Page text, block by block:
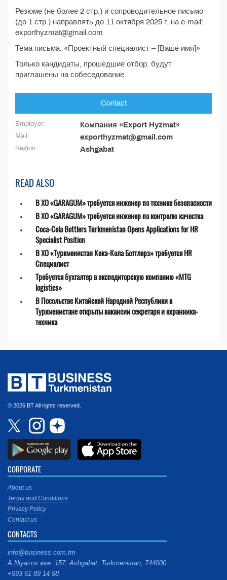
Резюме (не более 2 стр.) и сопроводительное письмо
(до 1 стр.) направлять до 11 октября 2025 г. на e-mail:
exporthyzmat@gmail.com
Тема письма: «Проектный специалист – [Ваше имя]»
Только кандидаты, прошедшие отбор, будут
приглашены на собеседование.
Contact
Employer: Компания «Export Hyzmat»
Mail: exporthyzmat@gmail.com
Region: Ashgabat
READ ALSO
В ХО «GARAGUM» требуется инженер по технике безопасности
В ХО «GARAGUM» требуется инженер по контролю качества
Coca-Cola Bottlers Turkmenistan Opens Applications for HR
Specialist Position
В ХО «Туркменистан Кока-Кола Боттлерз» требуется HR
Специалист
Требуется бухгалтер в экспедиторскую компанию «MTG
logistics»
В Посольстве Китайской Народной Республики в
Туркменистане открыты вакансии секретаря и охранника-
техника
© 2026 BT All rights reserved.
CORPORATE
About us
Terms and Conditions
Privacy Policy
Contact us
CONTACTS
info@business.com.tm
A.Niyazov ave. 157, Ashgabat, Turkmenistan, 744000
+993 61 89 14 98